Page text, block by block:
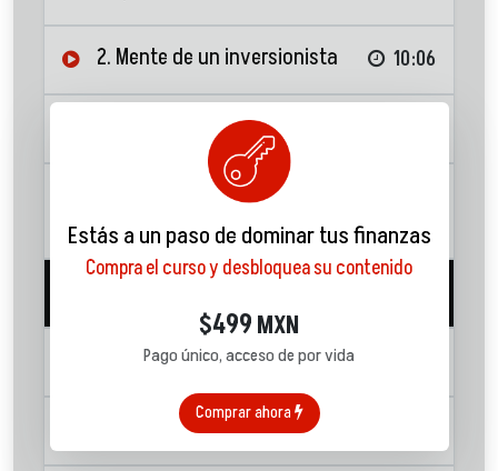
2. Mente de un inversionista 10:06
3. El peor enemigo: la inflación
4. Objetivo y plazo de una
inversión
6. Rendimiento
7. Liquidez y diversificación
Estás a un paso de dominar tus finanzas
Compra el curso y desbloquea su contenido
$499 MXN
Pago único, acceso de por vida
Comprar ahora